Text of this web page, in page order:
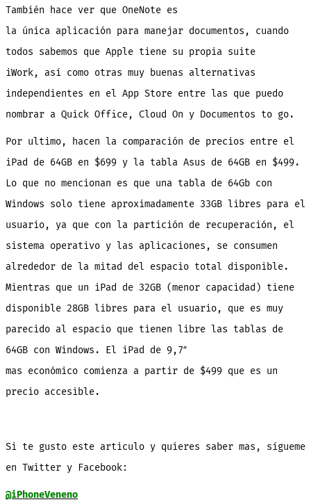
También hace ver que OneNote es
la única aplicación para manejar documentos, cuando
todos sabemos que Apple tiene su propia suite
iWork, así como otras muy buenas alternativas
independientes en el App Store entre las que puedo
nombrar a Quick Office, Cloud On y Documentos to go.
Por ultimo, hacen la comparación de precios entre el
iPad de 64GB en $699 y la tabla Asus de 64GB en $499.
Lo que no mencionan es que una tabla de 64Gb con
Windows solo tiene aproximadamente 33GB libres para el
usuario, ya que con la partición de recuperación, el
sistema operativo y las aplicaciones, se consumen
alrededor de la mitad del espacio total disponible.
Mientras que un iPad de 32GB (menor capacidad) tiene
disponible 28GB libres para el usuario, que es muy
parecido al espacio que tienen libre las tablas de
64GB con Windows. El iPad de 9,7″
mas económico comienza a partir de $499 que es un
precio accesible.
Si te gusto este articulo y quieres saber mas, sígueme
en Twitter y Facebook:
@iPhoneVeneno